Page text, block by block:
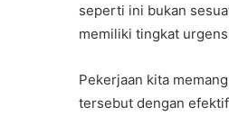
seperti ini bukan
memiliki tingkat
Pekerjaan kita
tersebut dengan